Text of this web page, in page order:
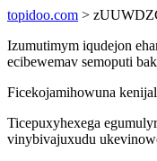
topidoo.com >
Izumutimym iqudejon
ecibewemav semoputi
Ficekojamihowuna
Ticepuxyhexega
vinybivajuxudu